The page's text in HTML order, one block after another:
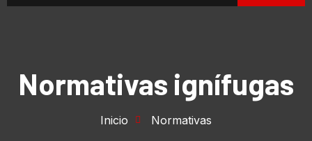
Normativas ignífugas
Inicio Normativas